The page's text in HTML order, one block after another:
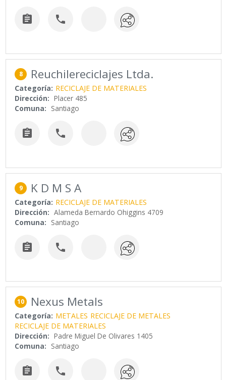
 
8 Reuchilereciclajes Ltda.
Categoría: RECICLAJE DE MATERIALES
Dirección: Placer 485
Comuna: Santiago
 
9 K D M S A
Categoría: RECICLAJE DE MATERIALES
Dirección: Alameda Bernardo Ohiggins 4709
Comuna: Santiago
 
10 Nexus Metals
Categoría: METALES RECICLAJE DE METALES
RECICLAJE DE MATERIALES
Dirección: Padre Miguel De Olivares 1405
Comuna: Santiago
 